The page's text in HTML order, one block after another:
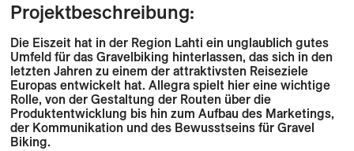
Projektbeschreibung:
Die Eiszeit hat in der Region Lahti ein unglaublich gutes
Umfeld für das Gravelbiking hinterlassen, das sich in den
letzten Jahren zu einem der attraktivsten Reiseziele
Europas entwickelt hat. Allegra spielt hier eine wichtige
Rolle, von der Gestaltung der Routen über die
Produktentwicklung bis hin zum Aufbau des Marketings,
der Kommunikation und des Bewusstseins für Gravel
Biking.